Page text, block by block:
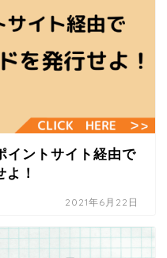
イントサイト経由で
！
2021年6月22日